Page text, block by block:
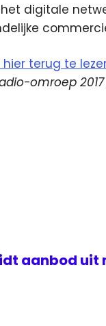
digitale
hier terug te
omroep 2017
aanbod